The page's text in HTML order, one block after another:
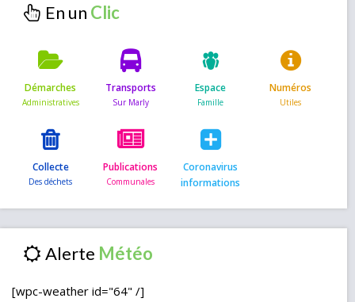
En un
Démarches Transports Espace Numéros
Collecte Publications
Coronavirus
informations
Alerte
[wpc-weather id="64" /]